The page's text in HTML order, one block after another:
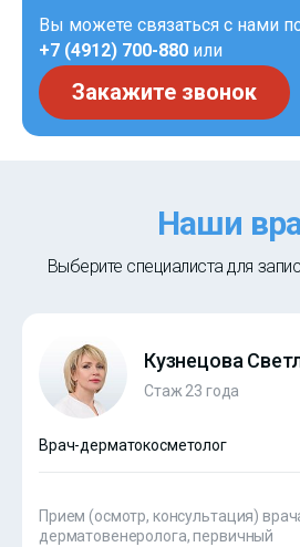
Вы можете связаться с нами
+7 (4912) 700-880 или
Закажите звонок
Наши
Выберите специалиста для
Кузнецова
Стаж 23 года
Врач-дерматокосметолог
Прием (осмотр, консультация)
дерматовенеролога, первичный